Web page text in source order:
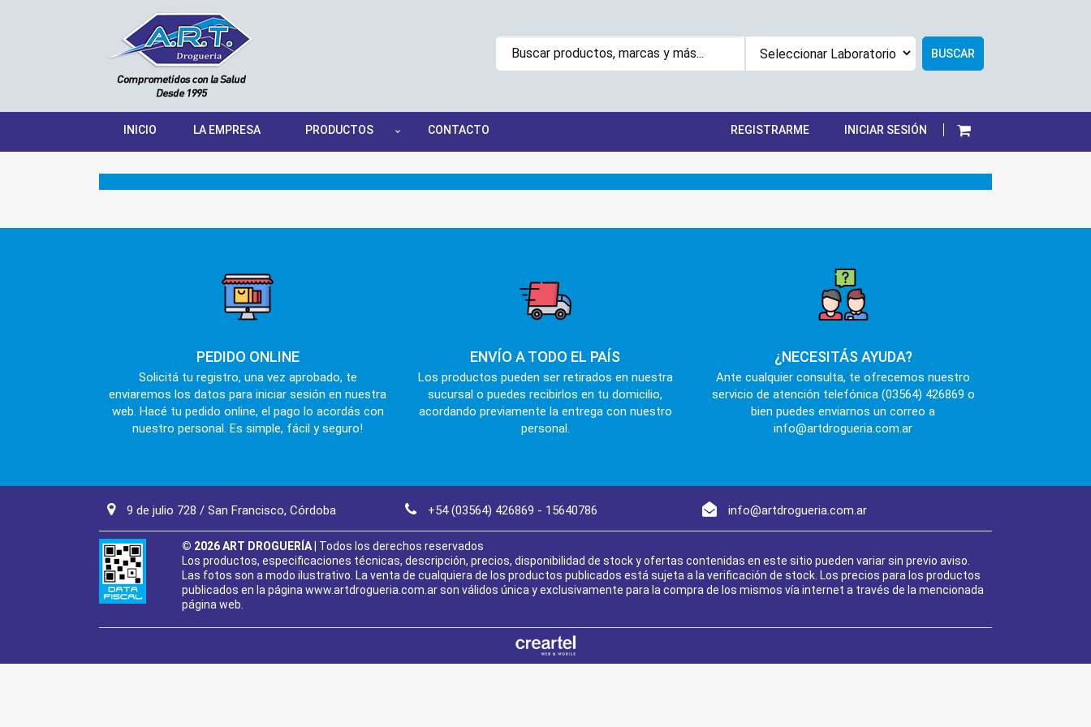
BUSCAR
INICIO LA EMPRESA PRODUCTOS CONTACTO REGISTRARME INICIAR SESIÓN
PEDIDO ONLINE
Solicitá tu registro, una vez aprobado, te
enviaremos los datos para iniciar sesión en nuestra
web. Hacé tu pedido online, el pago lo acordás con
nuestro personal. Es simple, fácil y seguro!
ENVÍO A TODO EL PAÍS
Los productos pueden ser retirados en nuestra
sucursal o puedes recibirlos en tu domicilio,
acordando previamente la entrega con nuestro
personal.
¿NECESITÁS AYUDA?
Ante cualquier consulta, te ofrecemos nuestro
servicio de atención telefónica (03564) 426869 o
bien puedes enviarnos un correo a
info@artdrogueria.com.ar
9 de julio 728 / San Francisco, Córdoba +54 (03564) 426869 - 15640786 info@artdrogueria.com.ar
© 2026 ART DROGUERÍA
| Todos los derechos reservados
Los productos, especificaciones técnicas, descripción, precios, disponibilidad de stock y ofertas contenidas en este sitio pueden variar sin previo aviso.
Las fotos son a modo ilustrativo. La venta de cualquiera de los productos publicados está sujeta a la verificación de stock. Los precios para los productos
publicados en la página www.artdrogueria.com.ar son válidos única y exclusivamente para la compra de los mismos vía internet a través de la mencionada
página web.